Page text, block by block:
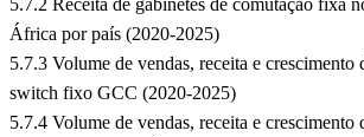
5.7.2 Receita de gabinetes de comutação fixa
África por país (2020-2025)
5.7.3 Volume de vendas, receita e crescimento
switch fixo GCC (2020-2025)
5.7.4 Volume de vendas, receita e crescimento